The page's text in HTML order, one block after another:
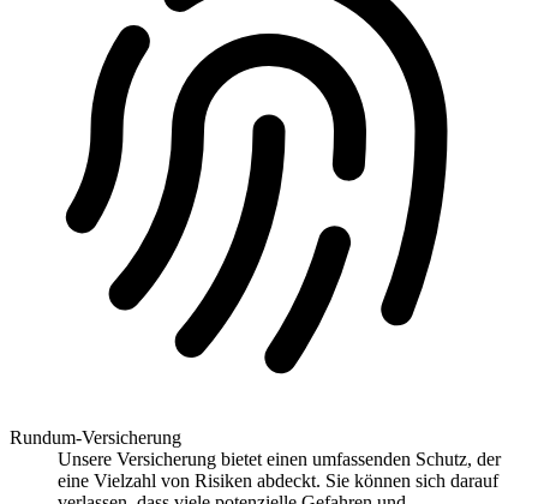
Rundum-Versicherung
Unsere Versicherung bietet einen umfassenden Schutz, der
eine Vielzahl von Risiken abdeckt. Sie können sich darauf